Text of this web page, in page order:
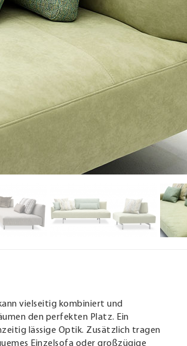
vielseitig kombiniert und
den perfekten Platz. Ein
lässige Optik. Zusätzlich tragen
Einzelsofa oder großzügige